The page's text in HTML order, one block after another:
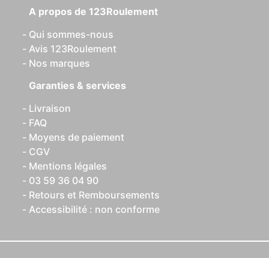
A propos de 123Roulement
Qui sommes-nous
Avis 123Roulement
Nos marques
Garanties & services
Livraison
FAQ
Moyens de paiement
CGV
Mentions légales
03 59 36 04 90
Retours et Remboursements
Accessibilité : non conforme